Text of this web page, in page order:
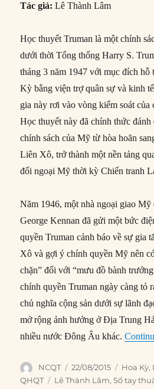
Tác giả: Lê Thành Lâm
Học thuyết Truman là một chính
dưới thời Tổng thống Harry S.
tháng 3 năm 1947 với mục đích
Kỳ bằng viện trợ quân sự và kinh
gia này rơi vào vòng kiểm soát của
Học thuyết này đã chính thức
chính sách của Mỹ từ hòa hoãn
Liên Xô, trở thành một nền tảng
đối ngoại Mỹ thời kỳ Chiến tranh
Năm 1946, một nhà ngoại giao
George Kennan đã gửi một bức
quyền Truman cảnh báo về sự gia
Xô và gợi ý chính quyền Mỹ nên
chặn” đối với “mưu đồ bành
chính quyền Truman ngày càng tỏ
chủ nghĩa cộng sản dưới sự lãnh
mở rộng ảnh hưởng ở Địa Trung
nhiều nước Đông Âu khác.
Author
NCQT
Posted
on
22/08/2015 Hoa Kỳ,
QHQT
Tags
Lê Thành Lâm,Sổ tay